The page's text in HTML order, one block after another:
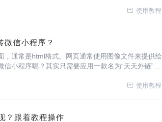
使用教程
微信小程序？
，通常是html格式。网页通常使用图像文件来提供绘
小程序呢？其实只需要应用一款名为“天天外链”的
使用教程
？跟着教程操作